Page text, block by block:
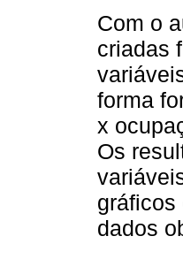
Com o
criadas
forma
x
Os
gráficos
dados